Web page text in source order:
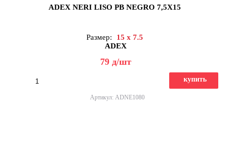
ADEX NERI LISO PB NEGRO 7,5X15
Размер:
15 x 7.5
ADEX
79 д/шт
купить
Артикул: ADNE1080